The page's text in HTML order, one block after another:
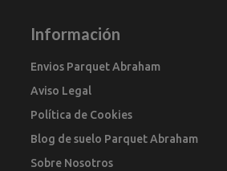
Información
Envios Parquet Abraham
Aviso Legal
Política de Cookies
Blog de suelo Parquet Abraham
Sobre Nosotros